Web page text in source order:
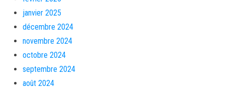
janvier 2025
décembre 2024
novembre 2024
octobre 2024
septembre 2024
août 2024